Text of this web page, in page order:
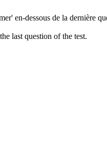
en-dessous de la dernière
last question of the test.